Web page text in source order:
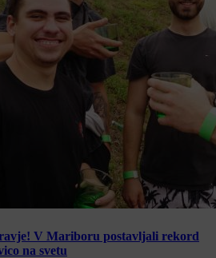
V Mariboru postavljali rekord
na svetu